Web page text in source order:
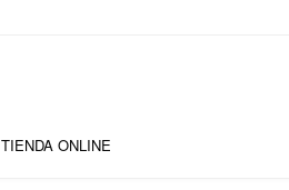
TIENDA ONLINE